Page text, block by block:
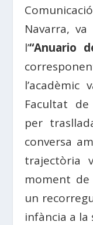
Navarra,
l’“Anuario
Facultat
per
conversa
trajectòria
moment
un
infància a la